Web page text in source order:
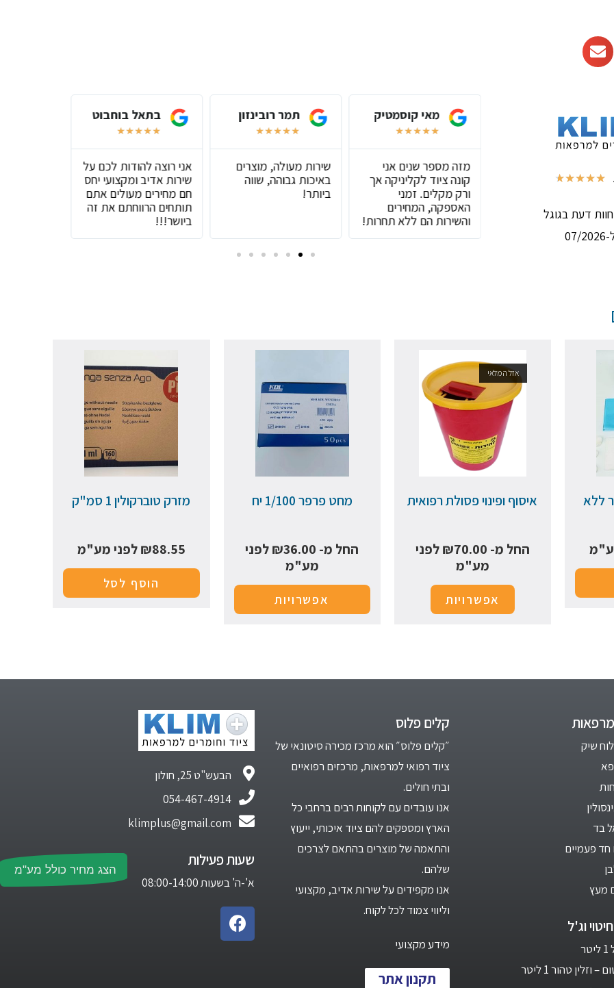
הצג מחיר כולל מע"מ
★
★
★
★
★
אסף שליפקה
★
★
,שירות מצוין וסבלני
מאי קוסמטיק
★
★
★
★
★
מזה מספר שנים אני
קונה ציוד לקליניקה אך
ורק מקלים. זמני
האספקה, המחירים
והשירות הם ללא תחרות!
תמר רובינזון
★
★
★
★
★
שירות מעולה, מוצרים
באיכות גבוהה, שווה
ביותר!
בתאל בוחבוט
★
★
★
★
★
אני רוצה להודות לכם על
שירות אדיב ומקצועי יחס
חם מחירים מעולים אתם
תותחים הרווחתם את זה
ביושר!!!
ללא
אזל המלאי
איסוף ופינוי פסולת רפואית
החל מ- ₪70.00
לפני
מע"מ
אפשרויות
מחט פרפר 1/100 יח
החל מ- ₪36.00
לפני
מע"מ
אפשרויות
מזרק טוברקולין 1 סמ"ק
₪88.55 לפני מע"מ
הוסף לסל
שיק
בד
חד פעמיים
מעץ
וג'ל
וזלין טהור 1 ליטר
קלים פלוס
״קלים פלוס״ הוא מרכז מכירה סיטונאי של
ציוד רפואי למרפאות, מרכזים רפואיים
ובתי חולים.
אנו עובדים עם לקוחות רבים ברחבי כל
הארץ ומספקים להם ציוד איכותי, ייעוץ
והתאמה של מוצרים בהתאם לצרכים
שלהם.
אנו מקפידים על שירות אדיב, מקצועי
וליווי צמוד לכל לקוח.
מידע מקצועי
תקנון אתר
הבעש"ט 25, חולון
054-467-4914
klimplus@gmail.com
שעות פעילות
א'-ה' בשעות 08:00-14:00